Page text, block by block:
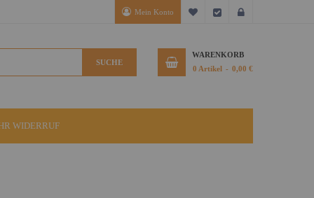
Mein Konto Mein Wunschzettel
Kasse
SUCHE
WARENKORB
0 Artikel 0,00 €
WIDERRUF